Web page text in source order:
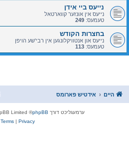
נייעס ביי אידן
נייעס אין אונזער קווארטאל
טעמעס: 249
בחצרות הקודש
נייעס און אנטוויקלונגען אין רבי'שע הויפן
טעמעס: 113
היים אידטיש פארומס
ערמעגליכט דורך phpBB
® Forum Software © phpBB Limited
Privacy
|
Terms